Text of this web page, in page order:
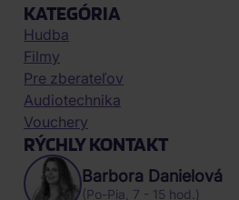
KATEGÓRIA
Hudba
Filmy
Pre zberateľov
Audiotechnika
Vouchery
RÝCHLY KONTAKT
Barbora Danielová
(Po-Pia, 7 - 15 hod.)